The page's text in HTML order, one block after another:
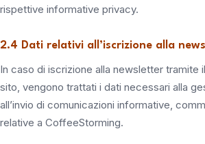
rispettive informative privacy.
2.4 Dati relativi all’iscrizione alla
In caso di iscrizione alla newsletter tramite
sito, vengono trattati i dati necessari alla
all’invio di comunicazioni informative,
relative a CoffeeStorming.